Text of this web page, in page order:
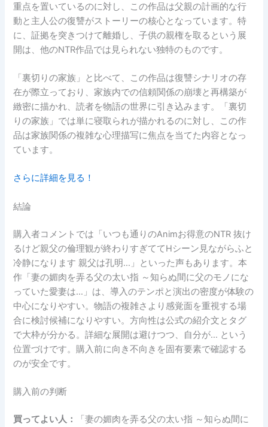
重点を置いているのに対し、この作品は父親の計画的な行
動と主人公の復讐がストーリーの核心となっています。特
に、証拠を突きつけて離婚し、子供の親権を取るという展
開は、他のNTR作品では見られない独特のものです。
「裏切りの家族」と比べて、この作品は復讐シナリオの存
在が際立っており、家族内での信頼関係の崩壊と再構築が
緻密に描かれ、読者を物語の世界に引き込みます。「裏切
りの家族」では単に寝取られが描かれるのに対し、この作
品は家族関係の複雑な心理描写に焦点を当てた内容となっ
ています。
さらに詳細を見る！
結論
購入者コメントでは「いつも通りのAnimお得意のNTR 抜け
るけど親父の倫理観が終わりすぎててHシーン見ながらふと
冷静になります 親父は孔明…」といった声もあります。本
作「妻の媚肉を弄る父の太い指 ～知らぬ間に父のモノにな
っていた愛妻は…」は、導入のテンポと演出の密度が体験の
中心になりやすい。物語の複雑さより感覚面を重視する場
合に検討候補になりやすい。方向性は公式の紹介文とタグ
で大枠が分かる。詳細な展開は避けつつ、自分が… という
位置づけです。購入前に向き不向きを固有要素で確認する
のが安全です。
購入前の判断
買ってよい人：
「妻の媚肉を弄る父の太い指 ～知らぬ間に